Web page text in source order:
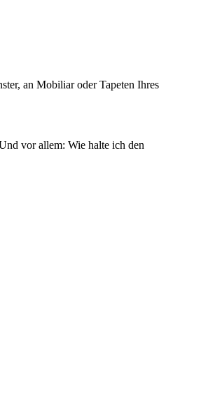
an Mobiliar oder Tapeten Ihres
vor allem: Wie halte ich den